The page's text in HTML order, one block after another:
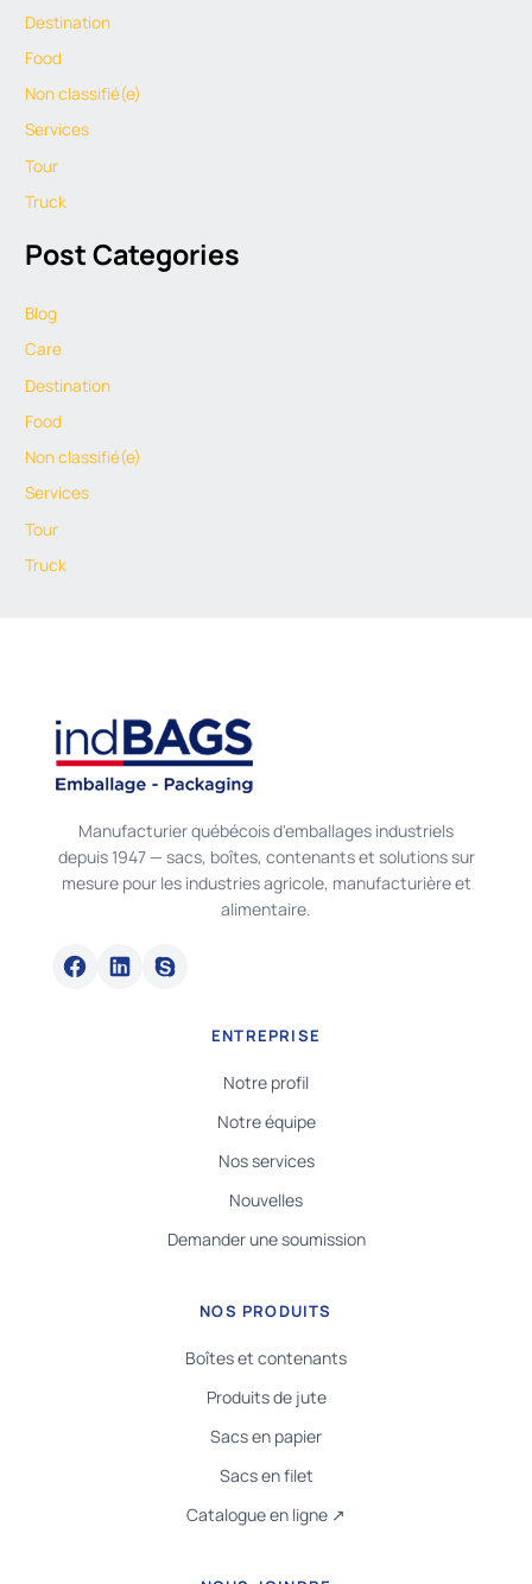
Destination
Food
Non classifié(e)
Services
Tour
Truck
Post Categories
Blog
Care
Destination
Food
Non classifié(e)
Services
Tour
Truck
Manufacturier québécois d'emballages industriels
depuis 1947 — sacs, boîtes, contenants et solutions sur
mesure pour les industries agricole, manufacturière et
alimentaire.
ENTREPRISE
Notre profil
Notre équipe
Nos services
Nouvelles
Demander une soumission
NOS PRODUITS
Boîtes et contenants
Produits de jute
Sacs en papier
Sacs en filet
Catalogue en ligne ↗